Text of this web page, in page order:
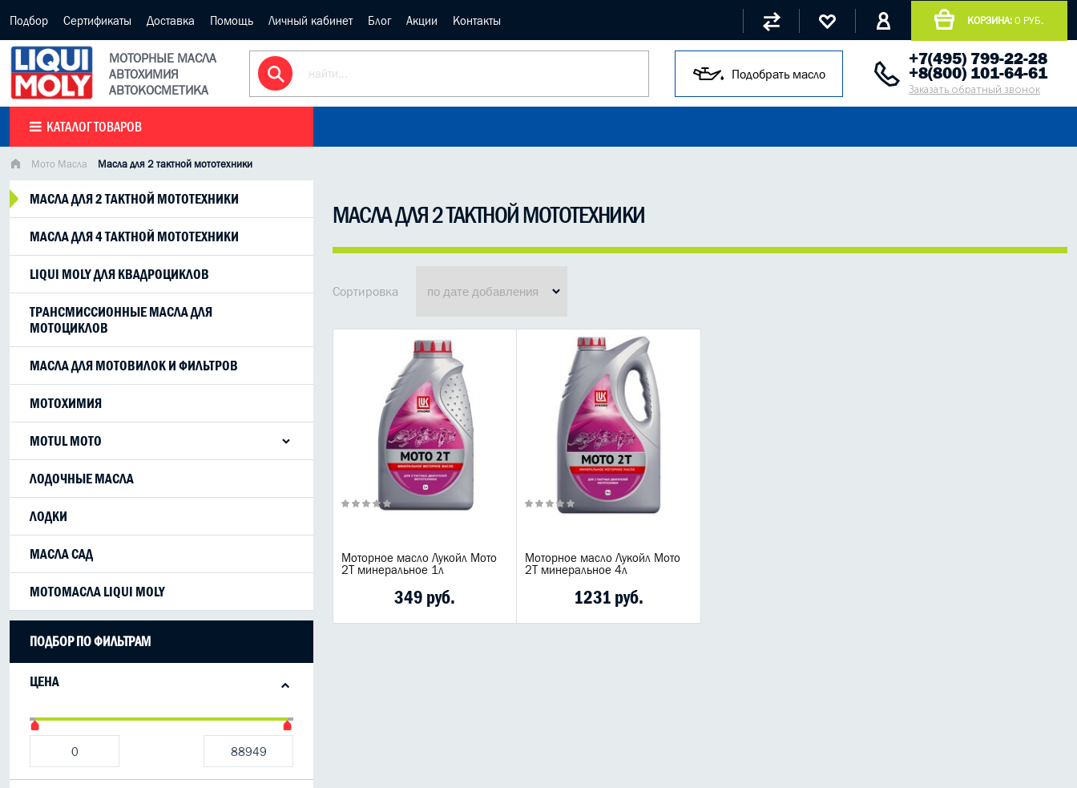
Подбор Сертификаты Доставка Помощь Личный кабинет Блог Акции Контакты КОРЗИНА: 0 РУБ.
МОТОРНЫЕ МАСЛА
АВТОХИМИЯ
АВТОКОСМЕТИКА
Подобрать масло
+7(495) 799-22-28
+8(800) 101-64-61
Заказать обратный звонок
КАТАЛОГ ТОВАРОВ
Мото Масла Масла для 2 тактной мототехники
МАСЛА ДЛЯ 2 ТАКТНОЙ МОТОТЕХНИКИ
МАСЛА ДЛЯ 4 ТАКТНОЙ МОТОТЕХНИКИ
LIQUI MOLY ДЛЯ КВАДРОЦИКЛОВ
ТРАНСМИССИОННЫЕ МАСЛА ДЛЯ
МОТОЦИКЛОВ
МАСЛА ДЛЯ МОТОВИЛОК И ФИЛЬТРОВ
МОТОХИМИЯ
MOTUL MOTO
ЛОДОЧНЫЕ МАСЛА
ЛОДКИ
МАСЛА САД
МОТОМАСЛА LIQUI MOLY
ПОДБОР ПО ФИЛЬТРАМ
ЦЕНА
МАСЛА ДЛЯ 2 ТАКТНОЙ МОТОТЕХНИКИ
Сортировка
Моторное масло Лукойл Мото
2T минеральное 1л
349 руб.
Моторное масло Лукойл Мото
2T минеральное 4л
1231 руб.